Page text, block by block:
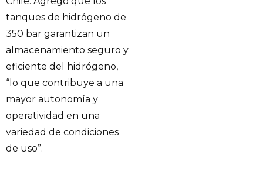
tanques de hidrógeno de
350 bar garantizan un
almacenamiento seguro y
eficiente del hidrógeno,
“lo que contribuye a una
mayor autonomía y
operatividad en una
variedad de condiciones
de uso”.